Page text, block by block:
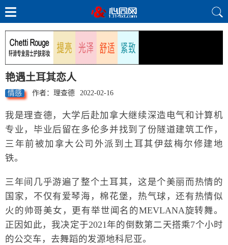
艳遇土耳其恋人
情感 作者：理查德 2022-02-16
我是理查德，大学后赴加拿大继续深造电气和计算机
专业，毕业后留在多伦多并找到了份隧道建筑工作，
三年前被加拿大公司外派到土耳其伊兹梅尔修建地
铁。
三年间几乎游遍了整个土耳其，这是个美丽而热情的
国家，不仅有爱琴海，棉花堡，热气球，还有热情似
火的帅哥美女，更有举世闻名的MEVLANA旋转舞。
正因如此，我决定于2021年的倒数第二天搭乘7个小时
的公交车，去舞蹈的发源地科尼亚。